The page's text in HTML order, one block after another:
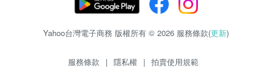
Yahoo台灣電子商務 版權所有 © 2026 服務條款(更新)
服務條款 | 隱私權 | 拍賣使用規範